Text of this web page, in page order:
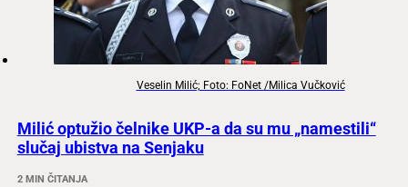
Veselin Milić; Foto: FoNet /Milica Vučković
Milić optužio čelnike UKP-a da su mu „namestili“
slučaj ubistva na Senjaku
2 MIN ČITANJA